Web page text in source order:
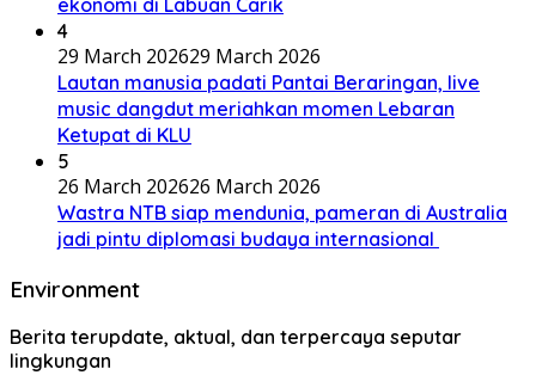
4
29 March 202629 March 2026
Lautan manusia padati Pantai Beraringan, live
music dangdut meriahkan momen Lebaran
Ketupat di KLU
5
26 March 202626 March 2026
Wastra NTB siap mendunia, pameran di Australia
jadi pintu diplomasi budaya internasional
Environment
Berita terupdate, aktual, dan terpercaya seputar
lingkungan